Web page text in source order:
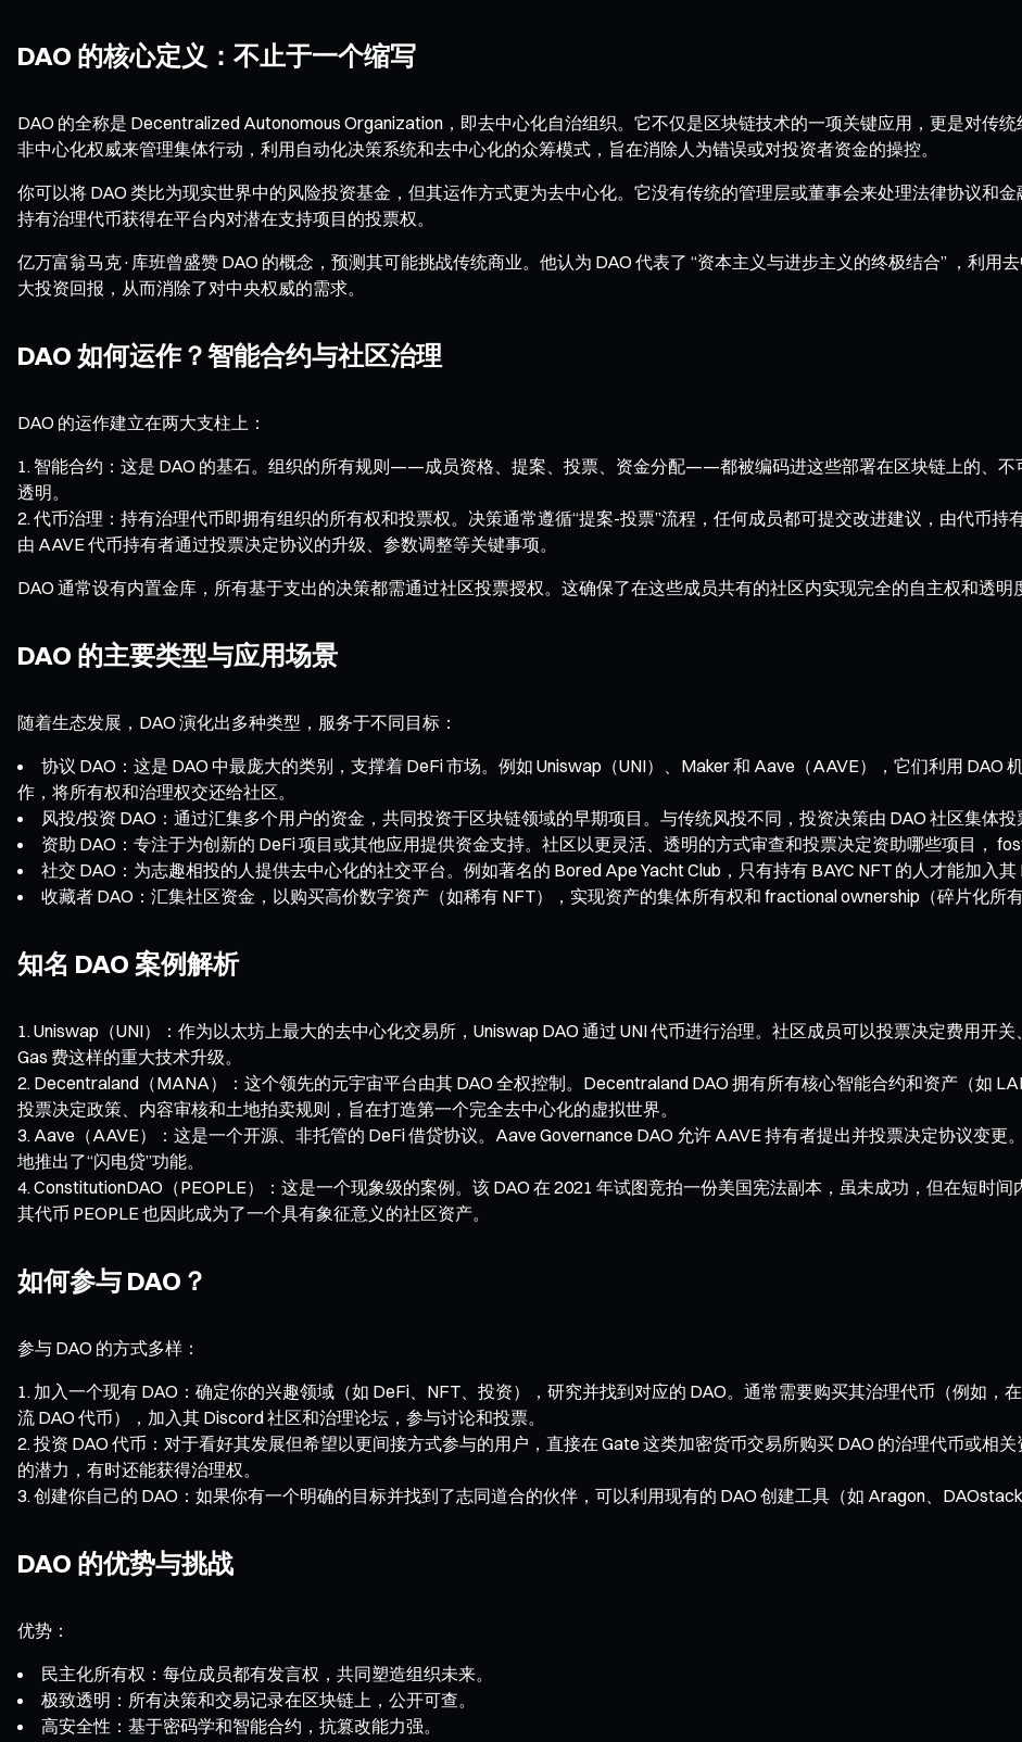
DAO 的核心定义：不止于一个缩写
DAO 的全称是 Decentralized Autonomous Organization，即去中心化自治组织。它不仅是区块链技术的一项关键应用，更是对传
非中心化权威来管理集体行动，利用自动化决策系统和去中心化的众筹模式，旨在消除人为错误或对投资者资金的操控。
你可以将 DAO 类比为现实世界中的风险投资基金，但其运作方式更为去中心化。它没有传统的管理层或董事会来处理法律协议和
持有治理代币获得在平台内对潜在支持项目的投票权。
亿万富翁马克·库班曾盛赞 DAO 的概念，预测其可能挑战传统商业。他认为 DAO 代表了 “资本主义与进步主义的终极结合” ，利用
大投资回报，从而消除了对中央权威的需求。
DAO 如何运作？智能合约与社区治理
DAO 的运作建立在两大支柱上：
智能合约：这是 DAO 的基石。组织的所有规则——成员资格、提案、投票、资金分配——都被编码进这些部署在区块链上的、不
透明。
代币治理：持有治理代币即拥有组织的所有权和投票权。决策通常遵循“提案-投票”流程，任何成员都可提交改进建议，由代币持
由 AAVE 代币持有者通过投票决定协议的升级、参数调整等关键事项。
DAO 通常设有内置金库，所有基于支出的决策都需通过社区投票授权。这确保了在这些成员共有的社区内实现完全的自主权和透明
DAO 的主要类型与应用场景
随着生态发展，DAO 演化出多种类型，服务于不同目标：
协议 DAO：这是 DAO 中最庞大的类别，支撑着 DeFi 市场。例如 Uniswap（UNI）、Maker 和 Aave（AAVE），它们利用
作，将所有权和治理权交还给社区。
风投/投资 DAO：通过汇集多个用户的资金，共同投资于区块链领域的早期项目。与传统风投不同，投资决策由 DAO 社区集体投
资助 DAO：专注于为创新的 DeFi 项目或其他应用提供资金支持。社区以更灵活、透明的方式审查和投票决定资助哪些项目，
社交 DAO：为志趣相投的人提供去中心化的社交平台。例如著名的 Bored Ape Yacht Club，只有持有 BAYC NFT 的人才能加入其
收藏者 DAO：汇集社区资金，以购买高价数字资产（如稀有 NFT），实现资产的集体所有权和 fractional ownership（碎片化所
知名 DAO 案例解析
Uniswap（UNI）：作为以太坊上最大的去中心化交易所，Uniswap DAO 通过 UNI 代币进行治理。社区成员可以投票决定费用开
Gas 费这样的重大技术升级。
Decentraland（MANA）：这个领先的元宇宙平台由其 DAO 全权控制。Decentraland DAO 拥有所有核心智能合约和资产（如
投票决定政策、内容审核和土地拍卖规则，旨在打造第一个完全去中心化的虚拟世界。
Aave（AAVE）：这是一个开源、非托管的 DeFi 借贷协议。Aave Governance DAO 允许 AAVE 持有者提出并投票决定协议变更
地推出了“闪电贷”功能。
ConstitutionDAO（PEOPLE）：这是一个现象级的案例。该 DAO 在 2021 年试图竞拍一份美国宪法副本，虽未成功，但在短时间
其代币 PEOPLE 也因此成为了一个具有象征意义的社区资产。
如何参与 DAO？
参与 DAO 的方式多样：
加入一个现有 DAO：确定你的兴趣领域（如 DeFi、NFT、投资），研究并找到对应的 DAO。通常需要购买其治理代币（例如，
流 DAO 代币），加入其 Discord 社区和治理论坛，参与讨论和投票。
投资 DAO 代币：对于看好其发展但希望以更间接方式参与的用户，直接在 Gate 这类加密货币交易所购买 DAO 的治理代币或相
的潜力，有时还能获得治理权。
创建你自己的 DAO：如果你有一个明确的目标并找到了志同道合的伙伴，可以利用现有的 DAO 创建工具（如 Aragon、
DAO 的优势与挑战
优势：
民主化所有权：每位成员都有发言权，共同塑造组织未来。
极致透明：所有决策和交易记录在区块链上，公开可查。
高安全性：基于密码学和智能合约，抗篡改能力强。